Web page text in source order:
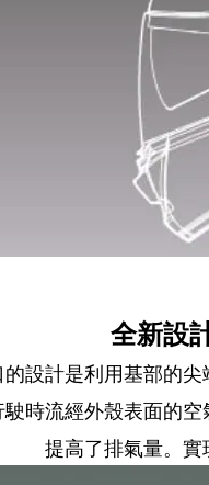
全新設
設計是利用基部的
時流經外殼表面的
提高了排氣量。實